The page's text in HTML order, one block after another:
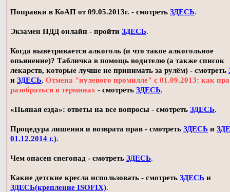
Поправки в КоАП от 09.05.2013г. - смотреть ЗДЕСЬ.
Экзамен ПДД онлайн - пройти ЗДЕСЬ.
Когда выветривается алкоголь (и что такое алкогольное
опьянение)? Табличка в помощь водителю (а также список
лекарств, которые лучше не принимать за рулём) - смотреть
и ЗДЕСЬ. Отмена "нулевого промилле" с 01.09.2013: как
разобраться в терминах - смотреть ЗДЕСЬ.
«Пьяная езда»: ответы на все вопросы - смотреть ЗДЕСЬ.
Процедура лишения и возврата прав - смотреть ЗДЕСЬ и
01.12.2014 г.).
Чем опасен снегопад - смотреть ЗДЕСЬ.
Какие детские кресла использовать - смотреть ЗДЕСЬ и
ЗДЕСЬ(крепление ISOFIX).